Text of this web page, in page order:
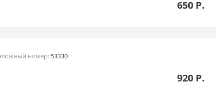
650 Р.
номер: 53330
920 Р.